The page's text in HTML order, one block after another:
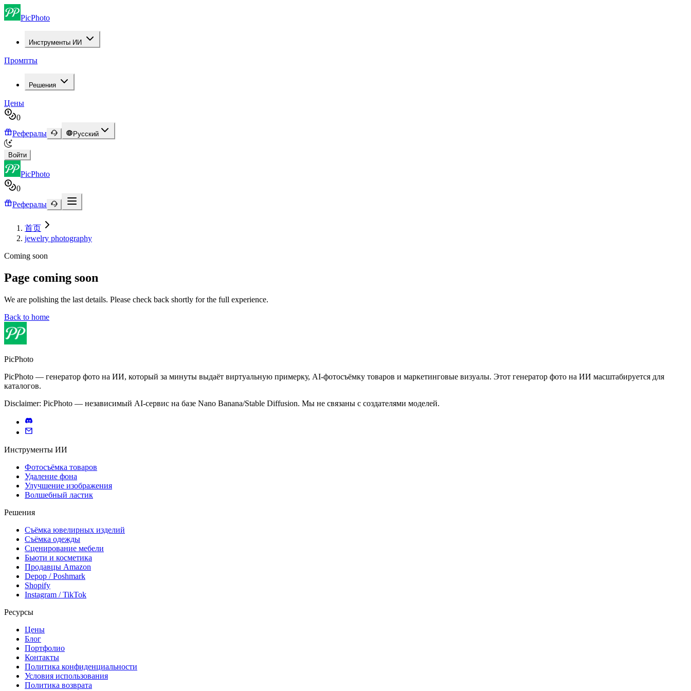
PicPhoto
Инструменты ИИ
Промпты
Решения
Цены
0
Рефералы
Русский
Войти
PicPhoto
0
Рефералы
首页
jewelry photography
Coming soon
Page coming soon
We are polishing the last details. Please check back shortly for the full experience.
Back to home
PicPhoto
PicPhoto — генератор фото на ИИ, который за минуты выдаёт виртуальную примерку, AI‑фотосъёмку товаров и маркетинговые визуалы. Этот генератор фото на ИИ масштабируется для
каталогов.
Disclaimer: PicPhoto — независимый AI‑сервис на базе Nano Banana/Stable Diffusion. Мы не связаны с создателями моделей.
Инструменты ИИ
Фотосъёмка товаров
Удаление фона
Улучшение изображения
Волшебный ластик
Решения
Съёмка ювелирных изделий
Съёмка одежды
Сценирование мебели
Бьюти и косметика
Продавцы Amazon
Depop / Poshmark
Shopify
Instagram / TikTok
Ресурсы
Цены
Блог
Портфолио
Контакты
Политика конфиденциальности
Условия использования
Политика возврата